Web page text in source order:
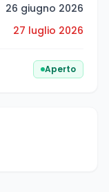
26 giugno 2026
27 luglio 2026
Aperto